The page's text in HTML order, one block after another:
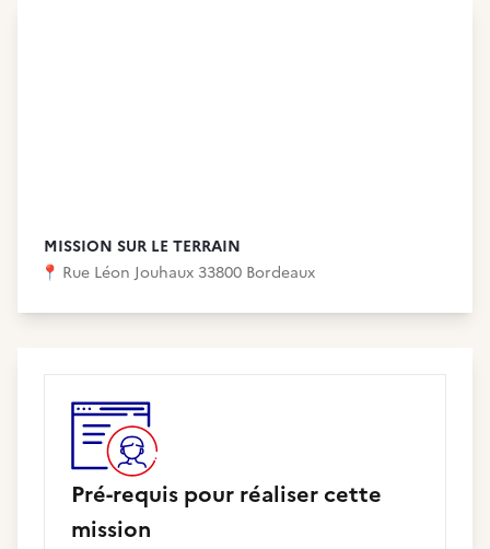
MISSION SUR LE TERRAIN
📍 Rue Léon Jouhaux 33800 Bordeaux
Pré-requis pour réaliser cette
mission